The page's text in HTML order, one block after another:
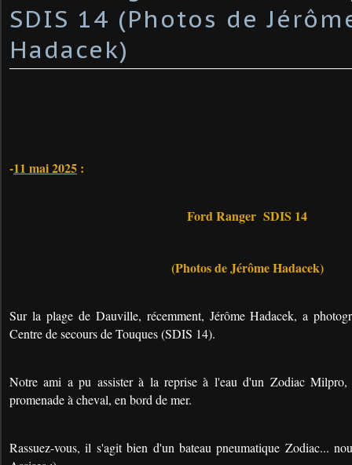
SDIS 14 (Photos de
Hadacek) ​
-11 mai 2025 :
Ford Ranger SDIS 14
(Photos de Jérôme Hadacek)
Sur la plage de Dauville, récemment, Jérôme Hadacek, a
Centre de secours de Touques (SDIS 14).
Notre ami a pu assister à la reprise à l'eau d'un Zodiac Milpro,
promenade à cheval, en bord de mer.
Rassuez-vous, il s'agit bien d'un bateau pneumatique Zodiac...